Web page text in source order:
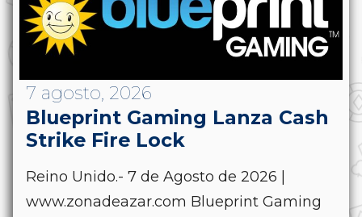
7 agosto, 2026
Blueprint Gaming Lanza Cash
Strike Fire Lock
Reino Unido.- 7 de Agosto de 2026 |
www.zonadeazar.com Blueprint Gaming